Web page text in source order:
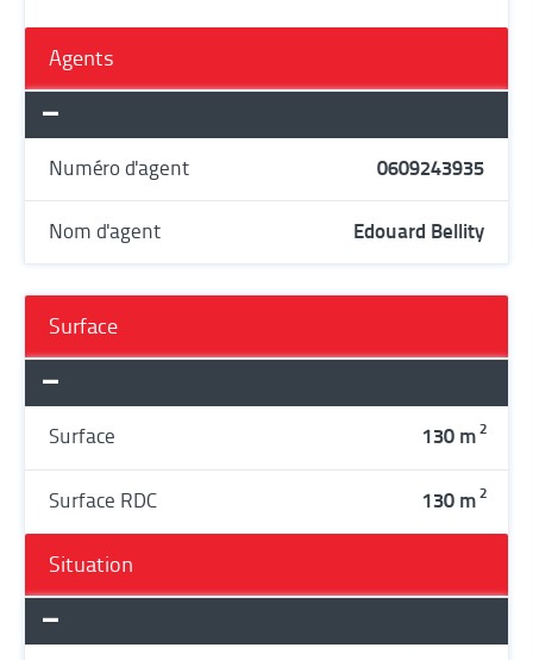
Agents
Numéro d'agent 0609243935
Nom d'agent Edouard Bellity
Surface
Surface 130 m 2
Surface RDC 130 m 2
Situation